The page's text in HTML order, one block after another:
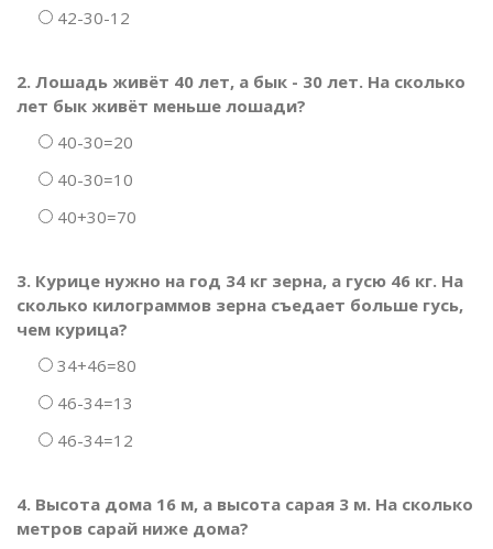
42-30-12
2. Лошадь живёт 40 лет, а бык - 30 лет. На сколько
лет бык живёт меньше лошади?
40-30=20
40-30=10
40+30=70
3. Курице нужно на год 34 кг зерна, а гусю 46 кг. На
сколько килограммов зерна съедает больше гусь,
чем курица?
34+46=80
46-34=13
46-34=12
4. Высота дома 16 м, а высота сарая 3 м. На сколько
метров сарай ниже дома?